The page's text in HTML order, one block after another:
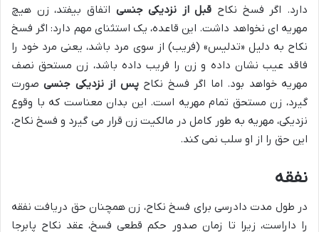
دارد. اگر فسخ نکاح قبل از نزدیکی جنسی اتفاق بیفتد، زن هیچ
مهریه ای نخواهد داشت. این قاعده، یک استثنای مهم دارد: اگر فسخ
نکاح به دلیل «تدلیس» (فریب) از سوی مرد باشد، یعنی مرد خود را
فاقد عیب نشان داده و زن را فریب داده باشد، زن مستحق نصف
مهریه خواهد بود. اما اگر فسخ نکاحپس از نزدیکی جنسیصورت
گیرد، زن مستحق تمام مهریه است. این بدان معناست که با وقوع
نزدیکی، مهریه به طور کامل در مالکیت زن قرار می گیرد و فسخ نکاح،
این حق را از او سلب نمی کند.
نفقه
در طول مدت دادرسی برای فسخ نکاح، زن همچنان حق دریافت نفقه
را داراست، زیرا تا زمان صدور حکم قطعی فسخ، عقد نکاح پابرجا